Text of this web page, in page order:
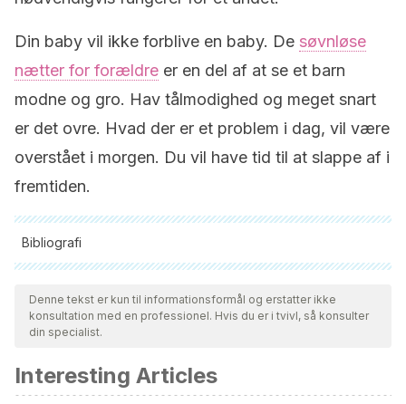
Din baby vil ikke forblive en baby. De søvnløse
nætter for forældre er en del af at se et barn
modne og gro. Hav tålmodighed og meget snart
er det ovre. Hvad der er et problem i dag, vil være
overstået i morgen. Du vil have tid til at slappe af i
fremtiden.
Bibliografi
Alle citerede kilder blev grundigt gennemgået af vores team
for at sikre deres kvalitet, pålidelighed, aktualitet og validitet.
Bibliografien i denne artikel blev betragtet som pålidelig og af
RODRÍGUEZ, A. S., & GARCÍA, B. R.
sueño en la revisión del niño sano.Bol pediatr,45, 17-22.
Denne tekst er kun til informationsformål og erstatter ikke
konsultation med en professionel. Hvis du er i tvivl, så konsulter
din specialist.
Interesting Articles